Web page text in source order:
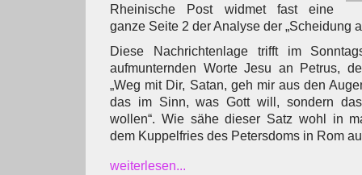
Rheinische Post widmet fast eine
ganze Seite 2 der Analyse der „Scheidung
Diese Nachrichtenlage trifft im
aufmunternden Worte Jesu an Petrus,
„Weg mit Dir, Satan, geh mir aus den
das im Sinn, was Gott will, sondern
wollen“. Wie sähe dieser Satz wohl in
dem Kuppelfries des Petersdoms in Rom
weiterlesen...